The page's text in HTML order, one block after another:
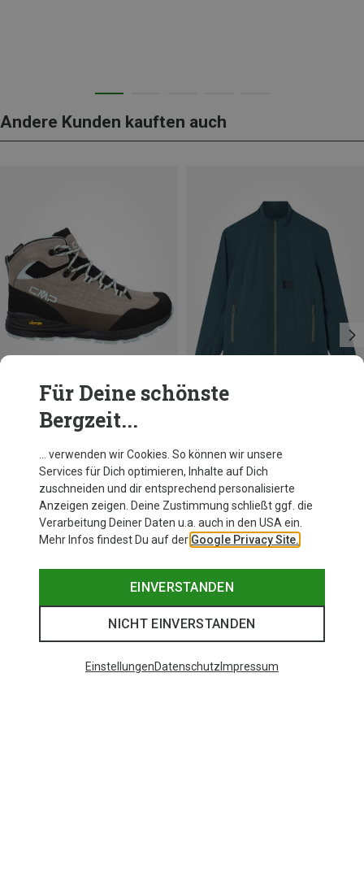
Andere Kunden kauften auch
Du sparst 19%
Für Deine schönste
Bergzeit...
… verwenden wir Cookies. So können wir unsere
Services für Dich optimieren, Inhalte auf Dich
zuschneiden und dir entsprechend personalisierte
Anzeigen zeigen. Deine Zustimmung schließt ggf. die
Verarbeitung Deiner Daten u.a. auch in den USA ein.
Mehr Infos findest Du auf der Google Privacy Site.
EINVERSTANDEN
NICHT EINVERSTANDEN
EinstellungenDatenschutz Impressum